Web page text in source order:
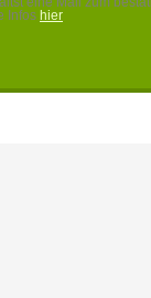
Infos hier